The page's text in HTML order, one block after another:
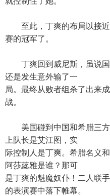
至此，丁爽的布局以接近
赛的冠军了。
丁爽回到威尼斯，虽说国
还是发生意外输了一
局。最终从败者组杀了出来
战。
美国碰到中国和希腊三方
上队长是艾江图，实
际控制人是丁爽。希腊名义
阿莎蕊雅是谁？那可
是丁爽的魅魔奴仆！二人联
的表演赛中落下帷幕。